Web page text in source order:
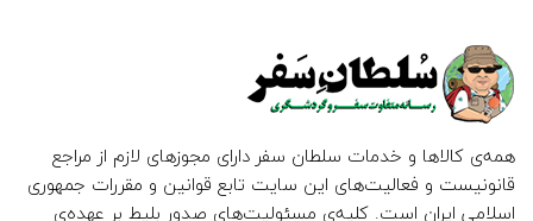
همه‌ی کالاها و خدمات سلطان سفر دارای مجوزهای لازم از مراجع
قانونیست و فعالیت‌های این سایت تابع قوانین و مقررات جمهوری
اسلامی ایران است. کلیه‌ی مسئولیت‌های صدور بلیط بر عهده‌ی